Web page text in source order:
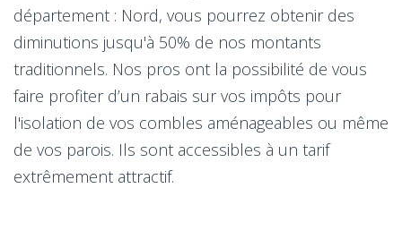
département : Nord, vous pourrez obtenir des
diminutions jusqu'à 50% de nos montants
traditionnels. Nos pros ont la possibilité de vous
faire profiter d’un rabais sur vos impôts pour
l'isolation de vos combles aménageables ou même
de vos parois. Ils sont accessibles à un tarif
extrêmement attractif.